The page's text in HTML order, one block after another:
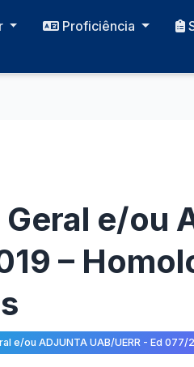
Proficiência
e/ou
–
e/ou ADJUNTA UAB/UERR - Ed 077/